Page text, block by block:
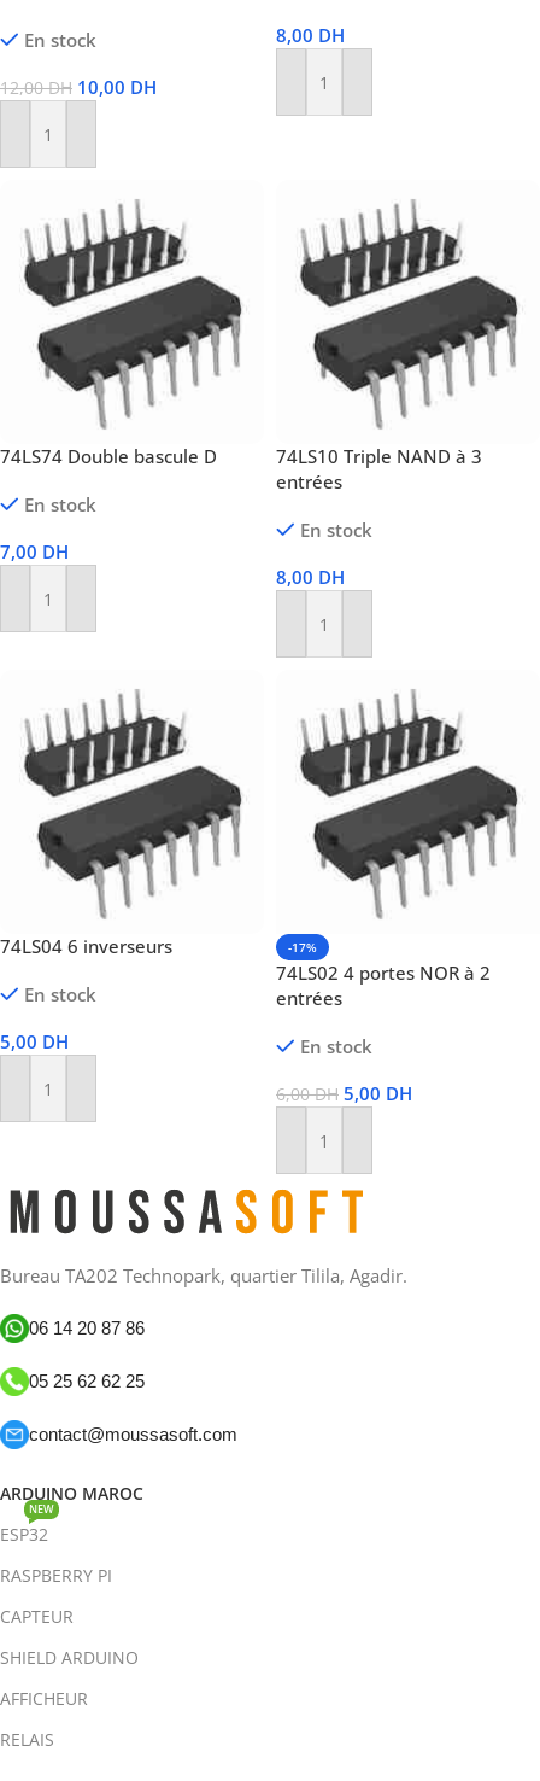
En stock
12,00DH 10,00 DH
Ajouter Au Panier
8,00 DH
Ajouter Au Panier
74LS74 Double bascule D
En stock
7,00 DH
Ajouter Au Panier
74LS10 Triple NAND à 3
entrées
En stock
8,00 DH
Ajouter Au Panier
74LS04 6 inverseurs
En stock
5,00 DH
Ajouter Au Panier
-17%
74LS02 4 portes NOR à 2
entrées
En stock
6,00DH 5,00 DH
Ajouter Au Panier
Bureau TA202 Technopark, quartier Tilila, Agadir.
06 14 20 87 86
05 25 62 62 25
contact@moussasoft.com
ARDUINO MAROC
ESP32
NEW
RASPBERRY PI
CAPTEUR
SHIELD ARDUINO
AFFICHEUR
RELAIS